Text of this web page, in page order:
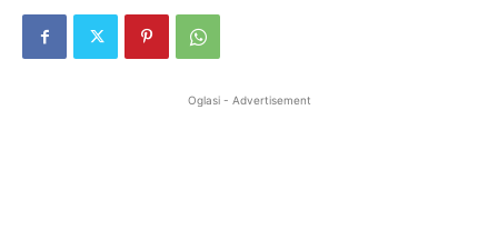
Oglasi - Advertisement